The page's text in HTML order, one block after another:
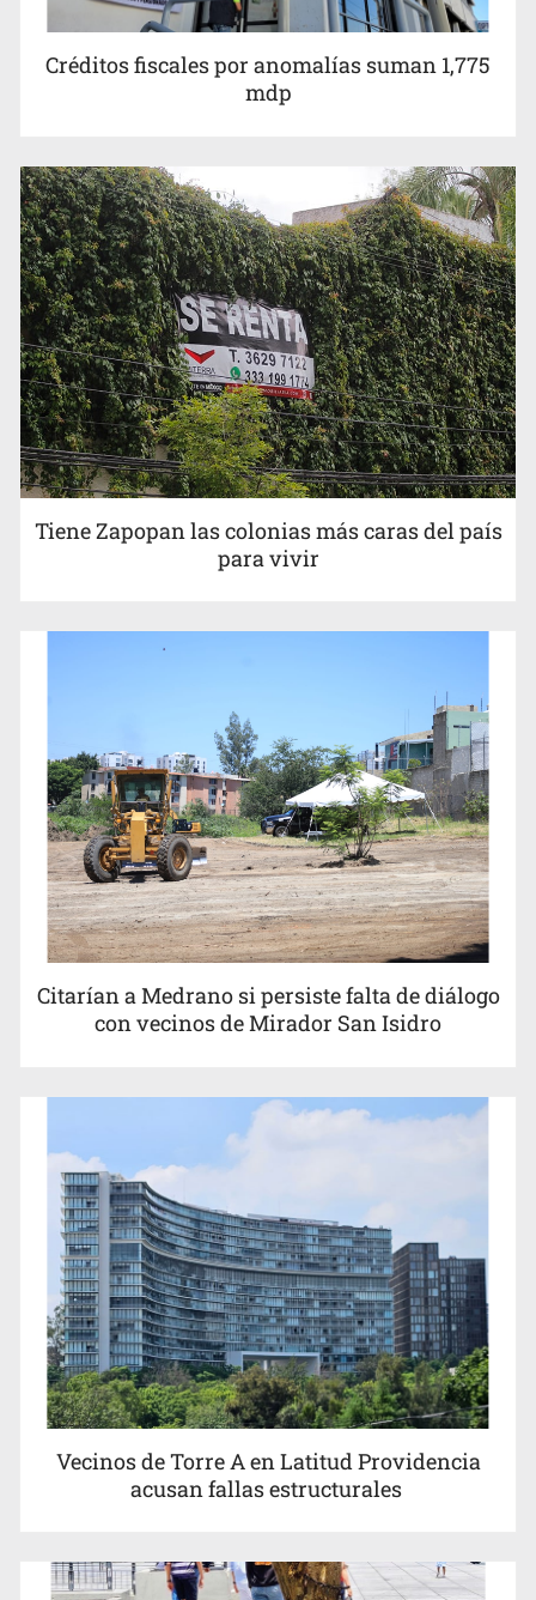
Exigen con protesta atender desaparición de menores
Procesan a el “R1”, presunto líder criminal en Jalisco y
Cae en Zapopan prófugo estadounidense buscado por
Interpol
Avalan rebaja del Siapa para 203 colonias
Créditos fiscales por anomalías suman 1,775
mdp
Tiene Zapopan las colonias más caras del país
para vivir
Citarían a Medrano si persiste falta de diálogo
con vecinos de Mirador San Isidro
Vecinos de Torre A en Latitud Providencia
acusan fallas estructurales